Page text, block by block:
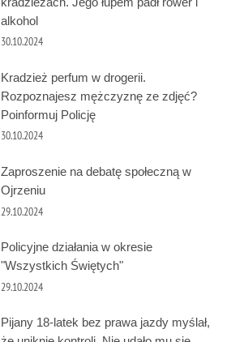
alkohol
30.10.2024
Kradzież perfum w drogerii.
Rozpoznajesz mężczyznę ze zdjęć?
Poinformuj Policję
30.10.2024
Zaproszenie na debatę społeczną w
Ojrzeniu
29.10.2024
Policyjne działania w okresie
"Wszystkich Świętych"
29.10.2024
Pijany 18-latek bez prawa jazdy myślał,